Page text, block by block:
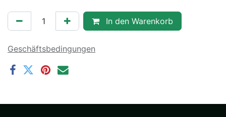
In den Warenkorb
Geschäftsbedingungen